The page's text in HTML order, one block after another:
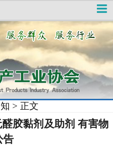
> 正文
胶黏剂及助剂 有害物
告